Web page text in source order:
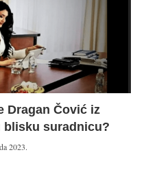
Dragan Čović iz
blisku suradnicu?
2023.